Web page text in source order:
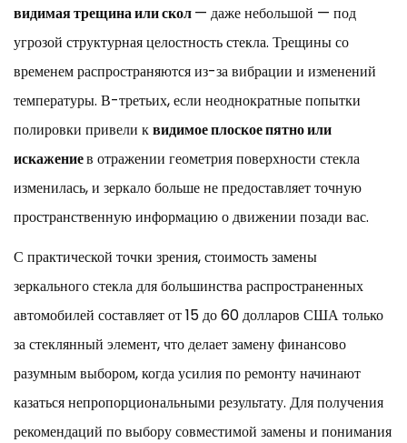
видимая трещина или скол— даже небольшой — под
угрозой структурная целостность стекла. Трещины со
временем распространяются из-за вибрации и изменений
температуры. В-третьих, если неоднократные попытки
полировки привели квидимое плоское пятно или
искажениев отражении геометрия поверхности стекла
изменилась, и зеркало больше не предоставляет точную
пространственную информацию о движении позади вас.
С практической точки зрения, стоимость замены
зеркального стекла для большинства распространенных
автомобилей составляет от 15 до 60 долларов США только
за стеклянный элемент, что делает замену финансово
разумным выбором, когда усилия по ремонту начинают
казаться непропорциональными результату. Для получения
рекомендаций по выбору совместимой замены и понимания